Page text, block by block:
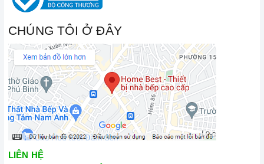
CHÚNG TÔI Ở ĐÂY
LIÊN HỆ